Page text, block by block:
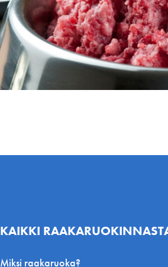
KAIKKI
Miksi raakaruoka?